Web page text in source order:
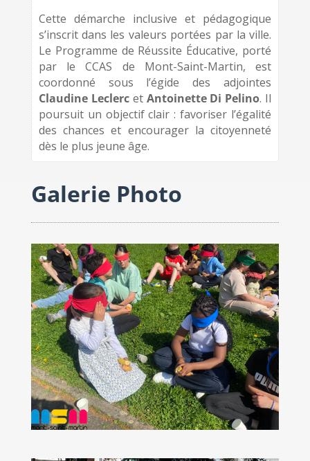
Cette démarche inclusive et pédagogique
s’inscrit dans les valeurs portées par la ville.
Le Programme de Réussite Éducative, porté
par le CCAS de Mont-Saint-Martin, est
coordonné sous l’égide des adjointes
Claudine Leclercet Antoinette Di Pelino. Il
poursuit un objectif clair : favoriser l’égalité
des chances et encourager la citoyenneté
dès le plus jeune âge.
Galerie Photo